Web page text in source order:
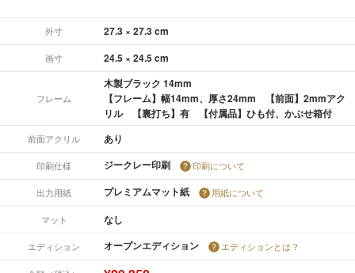
外寸 27.3 × 27.3 cm
画寸 24.5 × 24.5 cm
フレーム
木製ブラック 14mm
【フレーム】幅14mm、厚さ24mm 【前面】2mmアク
リル 【裏打ち】有 【付属品】ひも付、かぶせ箱付
前面アクリル あり
印刷仕様 ジークレー印刷 印刷について
出力用紙 プレミアムマット紙 用紙について
マット なし
エディション オープンエディション エディションとは？